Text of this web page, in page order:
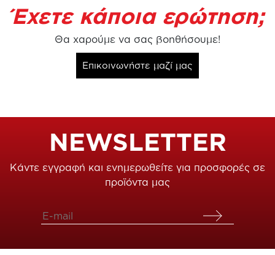
Έχετε κάποια ερώτηση;
Θα χαρούμε να σας βοηθήσουμε!
Επικοινωνήστε μαζί μας
NEWSLETTER
Κάντε εγγραφή και ενημερωθείτε για προσφορές σε
προϊόντα μας